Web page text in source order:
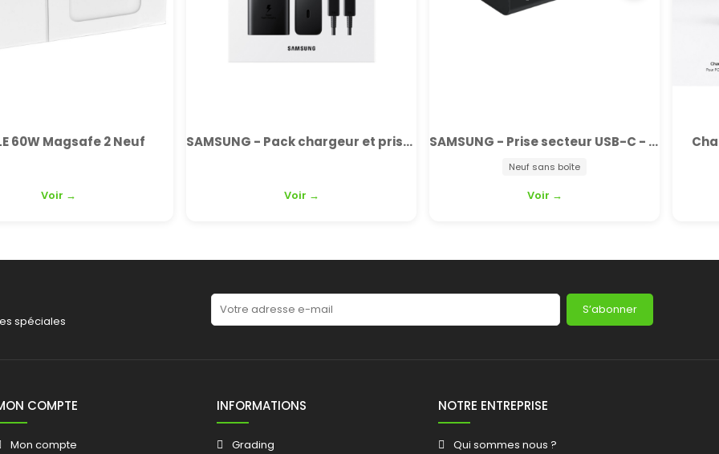
SAMSUNG - Pack chargeur et prise secteur - Neuf
Voir →
SAMSUNG - Prise secteur USB-C - Neuf
Voir →
Chargeur USB-C - 65W - Neuf
Voir →
spéciales
S’abonner
COMPTE
Mon compte
INFORMATIONS
Grading
NOTRE ENTREPRISE
Qui sommes nous ?